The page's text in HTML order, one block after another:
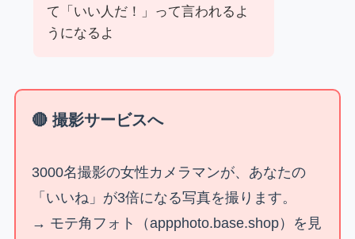
て「いい人だ！」って言われるよ
うになるよ
🔴 撮影サービスへ
3000名撮影の女性カメラマンが、あなたの
「いいね」が3倍になる写真を撮ります。
→ モテ角フォト（appphoto.base.shop）を見